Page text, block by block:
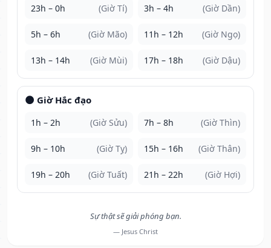
23h – 0h (Giờ Tí) 3h – 4h (Giờ Dần)
5h – 6h (Giờ Mão) 11h – 12h (Giờ Ngọ)
13h – 14h (Giờ Mùi) 17h – 18h (Giờ Dậu)
🌑 Giờ Hắc đạo
1h – 2h (Giờ Sửu) 7h – 8h (Giờ Thìn)
9h – 10h (Giờ Tỵ) 15h – 16h (Giờ Thân)
19h – 20h (Giờ Tuất) 21h – 22h (Giờ Hợi)
Sự thật sẽ giải phóng bạn.
— Jesus Christ